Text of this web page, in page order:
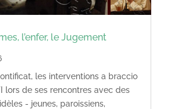
l’enfer, le Jugement
les interventions a braccio
lors de ses rencontres avec des
- jeunes, paroissiens,